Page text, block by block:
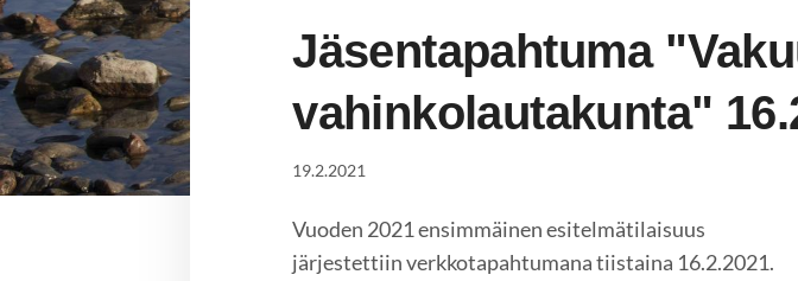
Jäsentapahtuma
vahinkolautakunta"
19.2.2021
Vuoden 2021 ensimmäinen esitelmätilaisuus
järjestettiin verkkotapahtumana tiistaina 16.2.2021.